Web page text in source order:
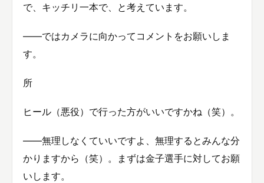
で、キッチリ一本で、と考えています。
――ではカメラに向かってコメントをお願いしま
す。
所
ヒール（悪役）で行った方がいいですかね（笑）。
――無理しなくていいですよ、無理するとみんな分
かりますから（笑）。まずは金子選手に対してお願
いします。